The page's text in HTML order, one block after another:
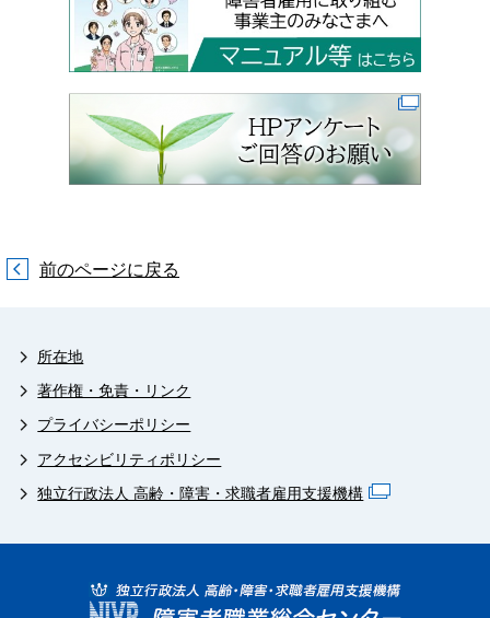
前のページに戻る
所在地
著作権・免責・リンク
プライバシーポリシー
アクセシビリティポリシー
独立行政法人 高齢・障害・求職者雇用支援機構